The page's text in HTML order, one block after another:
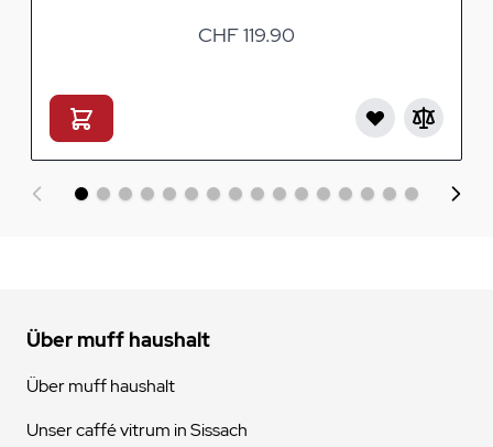
CHF 119.90
Über muff haushalt
Über muff haushalt
Unser caffé vitrum in Sissach